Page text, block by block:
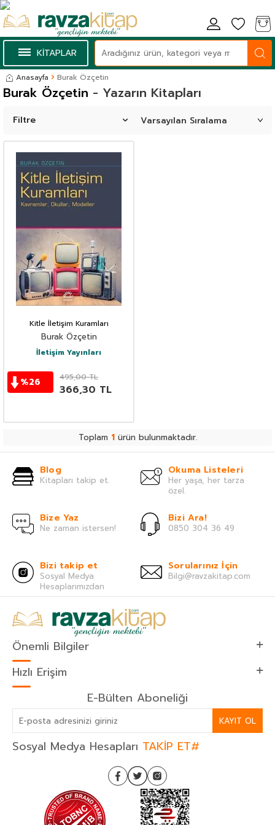
KİTAPLAR
Anasayfa Burak Özçetin
- Yazarın Kitapları
Burak Özçetin
Filtre
Kitle İletişim Kuramları
Burak Özçetin
İletişim Yayınları
%26 495,00TL
366,30 TL
Toplam 1ürün bulunmaktadır.
Blog
Kitapları takip et.
Okuma Listeleri
Her yaşa, her tarza
özel.
Bize Yaz
Ne zaman istersen!
Bizi Ara!
0850 304 36 49
Bizi takip et
Sosyal Medya
Hesaplarımızdan
Sorularınız İçin
Bilgi@ravzakitap.com
Önemli Bilgiler
Hızlı Erişim
E-Bülten Aboneliği
KAYIT OL
Sosyal Medya Hesapları TAKİP ET#